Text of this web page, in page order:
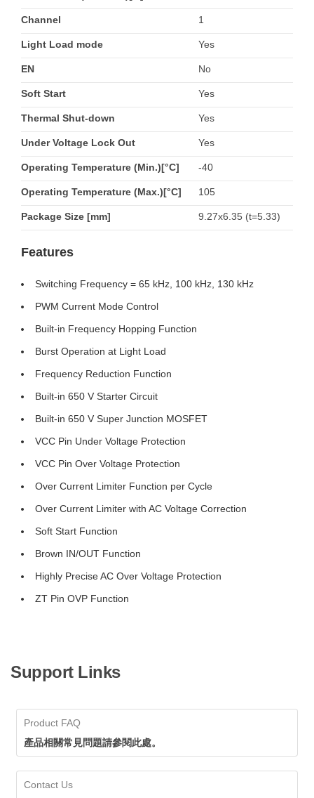
Channel 1
Light Load mode Yes
EN No
Soft Start Yes
Thermal Shut-down Yes
Under Voltage Lock Out Yes
Operating Temperature (Min.)[°C] -40
Operating Temperature (Max.)[°C] 105
Package Size [mm] 9.27x6.35 (t=5.33)
Features
Switching Frequency = 65 kHz, 100 kHz, 130 kHz
PWM Current Mode Control
Built-in Frequency Hopping Function
Burst Operation at Light Load
Frequency Reduction Function
Built-in 650 V Starter Circuit
Built-in 650 V Super Junction MOSFET
VCC Pin Under Voltage Protection
VCC Pin Over Voltage Protection
Over Current Limiter Function per Cycle
Over Current Limiter with AC Voltage Correction
Soft Start Function
Brown IN/OUT Function
Highly Precise AC Over Voltage Protection
ZT Pin OVP Function
Support Links
Product FAQ
產品相關常見問題請參閱此處。
Contact Us